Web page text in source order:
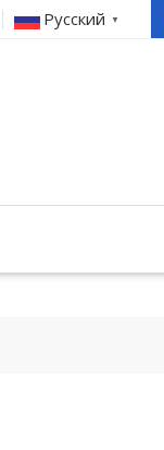
Русский ▼